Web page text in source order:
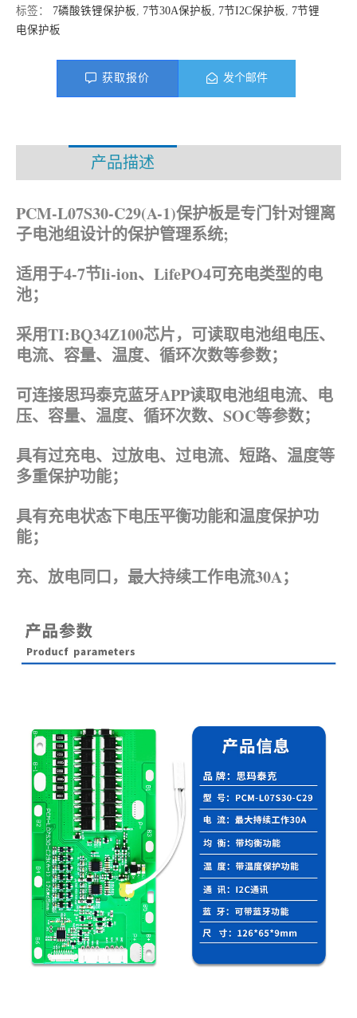
标签： 7磷酸铁锂保护板 7节30A保护板 7节I2C保护板
7节锂
电保护板
获取报价 发个邮件
产品描述
PCM-L07S30-C29(A-1)保护板是专门针对锂离
子电池组设计的保护管理系统;
适用于4-7节li-ion、LifePO4可充电类型的电
池；
采用TI:BQ34Z100芯片，可读取电池组电压、
电流、容量、温度、循环次数等参数；
可连接思玛泰克蓝牙APP读取电池组电流、电
压、容量、温度、循环次数、SOC等参数；
具有过充电、过放电、过电流、短路、温度等
多重保护功能；
具有充电状态下电压平衡功能和温度保护功
能；
充、放电同口，最大持续工作电流30A；